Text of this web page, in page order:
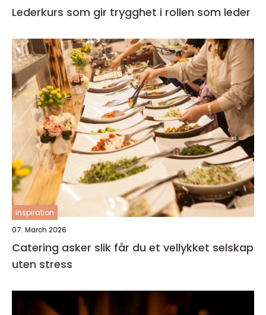
Lederkurs som gir trygghet i rollen som leder
inspiration
07. March 2026
Catering asker slik får du et vellykket selskap
uten stress